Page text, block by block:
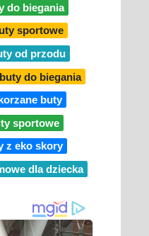
do biegania
sportowe
od przodu
do biegania
buty
sportowe
z eko skory
dla dziecka